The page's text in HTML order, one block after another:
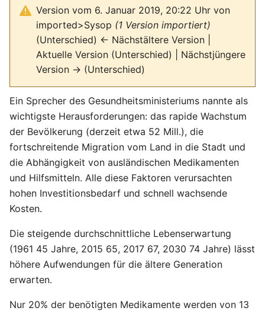
Version vom 6. Januar 2019, 20:22 Uhr von
imported>Sysop (1 Version importiert)
(Unterschied) ← Nächstältere Version |
Aktuelle Version (Unterschied) | Nächstjüngere
Version → (Unterschied)
Ein Sprecher des Gesundheitsministeriums nannte als
wichtigste Herausforderungen: das rapide Wachstum
der Bevölkerung (derzeit etwa 52 Mill.), die
fortschreitende Migration vom Land in die Stadt und
die Abhängigkeit von ausländischen Medikamenten
und Hilfsmitteln. Alle diese Faktoren verursachten
hohen Investitionsbedarf und schnell wachsende
Kosten.
Die steigende durchschnittliche Lebenserwartung
(1961 45 Jahre, 2015 65, 2017 67, 2030 74 Jahre) lässt
höhere Aufwendungen für die ältere Generation
erwarten.
Nur 20% der benötigten Medikamente werden von 13